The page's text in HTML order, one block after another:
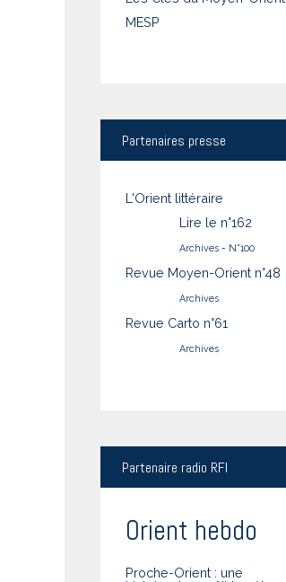
MESP
Partenaires presse
L'Orient littéraire
Lire le n°162
Archives - N°100
Revue Moyen-Orient n°48
Archives
Revue Carto n°61
Archives
Partenaire radio RFI
Orient hebdo
Proche-Orient : une